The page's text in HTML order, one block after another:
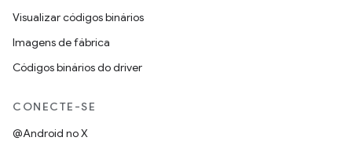
Visualizar códigos binários
Imagens de fábrica
Códigos binários do driver
CONECTE-SE
@Android no X